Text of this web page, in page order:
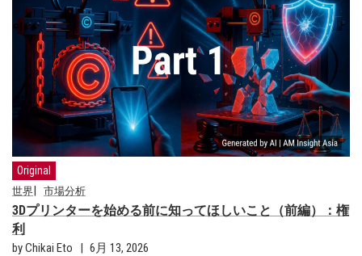
Original
世界 市場分析
3Dプリンターを始める前に知ってほしいこと（前編）：権
利
by Chikai Eto
6月 13, 2026